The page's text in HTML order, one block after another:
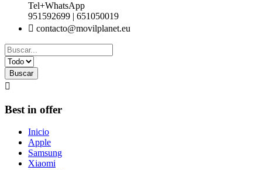
Tel+WhatsApp
951592699 | 651050019
 contacto@movilplanet.eu
Buscar

Best in offer
Inicio
Apple
Samsung
Xiaomi